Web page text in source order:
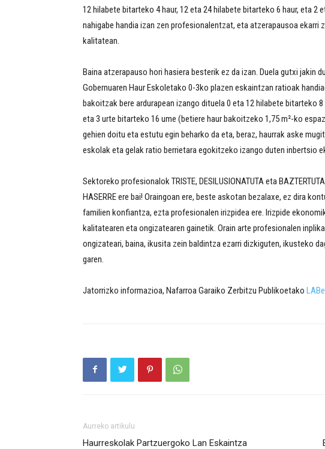
12 hilabete bitarteko 4 haur, 12 eta 24 hilabete bitarteko 6 haur, eta 2
nahigabe handia izan zen profesionalentzat, eta atzerapausoa ekarri
kalitatean.
Baina atzerapauso hori hasiera besterik ez da izan. Duela gutxi jakin
Gobernuaren Haur Eskoletako 0-3ko plazen eskaintzan ratioak
bakoitzak bere ardurapean izango dituela 0 eta 12 hilabete bitarteko
eta 3 urte bitarteko 16 ume (betiere haur bakoitzeko 1,75 m²-ko
gehien doitu eta estutu egin beharko da eta, beraz, haurrak aske
eskolak eta gelak ratio berrietara egokitzeko izango duten inbertsio
Sektoreko profesionalok TRISTE, DESILUSIONATUTA eta
HASERRE ere bai! Oraingoan ere, beste askotan bezalaxe, ez dira
familien konfiantza, ezta profesionalen irizpidea ere. Irizpide
kalitatearen eta ongizatearen gainetik. Orain arte profesionalen
ongizateari, baina, ikusita zein baldintza ezarri dizkiguten, ikusteko
garen.
Jatorrizko informazioa, Nafarroa Garaiko Zerbitzu Publikoetako
Aurreko artikulu
Haurreskolak Partzuergoko Lan Eskaintza